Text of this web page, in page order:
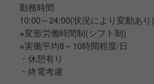
勤務時間
10:00～24:00(状況により変動あり)
※変形労働時間制(シフト制)
※実働平均8～10時間程度/日
・休憩有り
・終電考慮